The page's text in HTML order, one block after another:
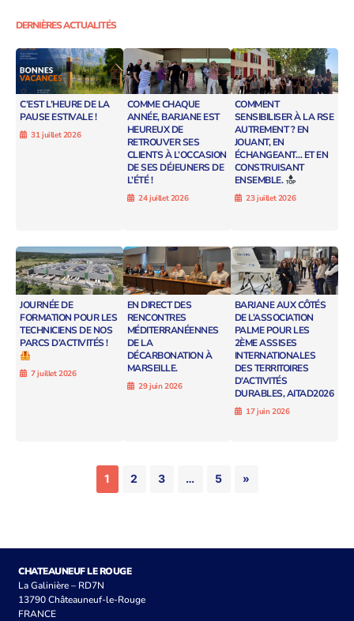
DERNIÈRES ACTUALITÉS
C’EST L’HEURE DE LA
PAUSE ESTIVALE !
31 juillet 2026
COMME CHAQUE
ANNÉE, BARJANE EST
HEUREUX DE
RETROUVER SES
CLIENTS À L’OCCASION
DE SES DÉJEUNERS DE
L’ÉTÉ !
24 juillet 2026
COMMENT
SENSIBILISER À LA RSE
AUTREMENT ? EN
JOUANT, EN
ÉCHANGEANT… ET EN
CONSTRUISANT
ENSEMBLE.
23 juillet 2026
JOURNÉE DE
FORMATION POUR LES
TECHNICIENS DE NOS
PARCS D’ACTIVITÉS !
7 juillet 2026
EN DIRECT DES
RENCONTRES
MÉDITERRANÉENNES
DE LA
DÉCARBONATION À
MARSEILLE.
29 juin 2026
BARJANE AUX CÔTÉS
DE L’ASSOCIATION
PALME POUR LES
2ÈME ASSISES
INTERNATIONALES
DES TERRITOIRES
D’ACTIVITÉS
DURABLES, AITAD2026
17 juin 2026
1 2 3 … 5 »
CHATEAUNEUF LE ROUGE
La Galinière – RD7N
13790 Châteauneuf-le-Rouge
FRANCE